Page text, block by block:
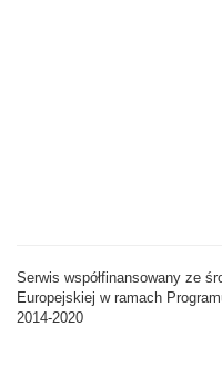
Serwis współfinansowany ze
Europejskiej w ramach
2014-2020